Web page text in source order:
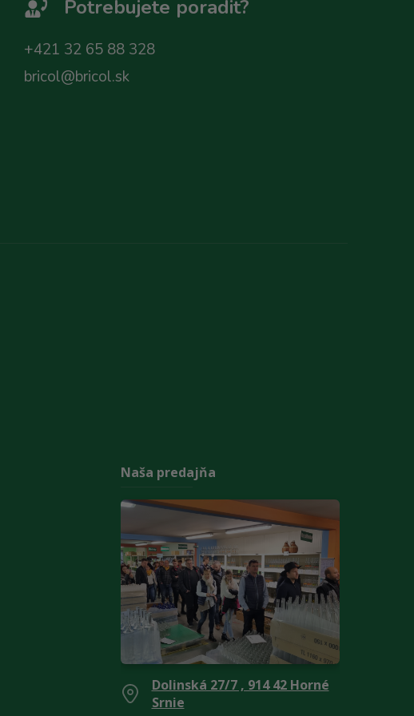
Potrebujete poradit?
+421 32 65 88 328
bricol@bricol.sk
Naša predajňa
Dolinská 27/7 , 914 42 Horné
Srnie